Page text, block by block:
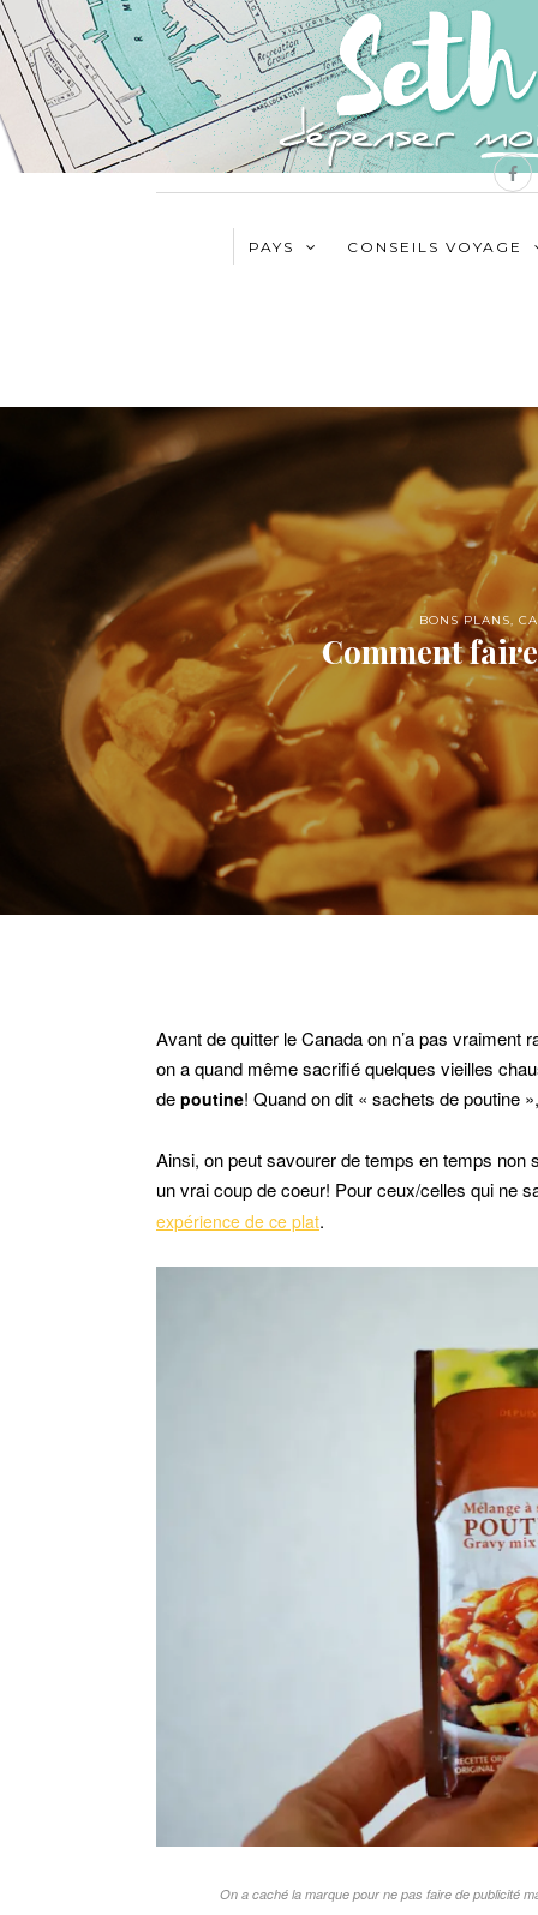
PAYS CONSEILS VOYAGE
BONS PLANS,
Comment
Avant de quitter le Canada on n’a pas
on a quand même sacrifié quelques vieilles
de poutine! Quand on dit « sachets de poutine
Ainsi, on peut savourer de temps en temps non
un vrai coup de coeur! Pour ceux/celles qui ne
expérience de ce plat.
On a caché la marque pour ne pas faire de publicité